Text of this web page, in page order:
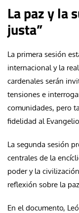
La paz y la
justa”
La primera sesión
internacional y la
cardenales serán
tensiones e
comunidades, pero
fidelidad al
La segunda sesión
centrales de la
poder y la
reflexión sobre la
En el documento,